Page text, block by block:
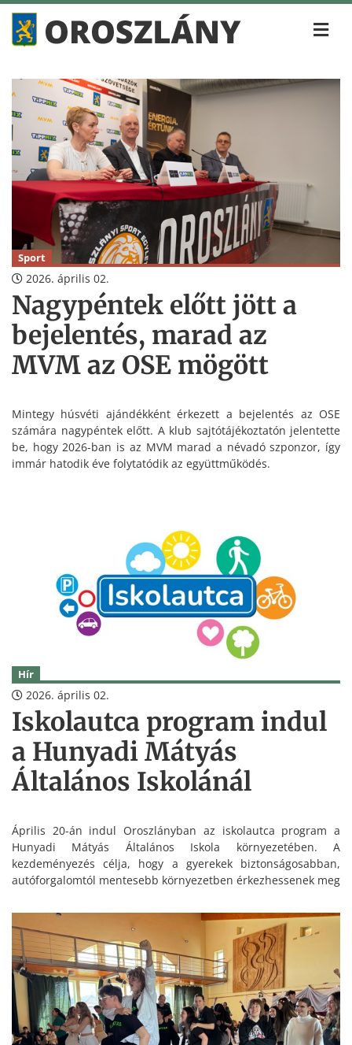
Sport
2026. április 02.
Nagypéntek előtt jött a
bejelentés, marad az
MVM az OSE mögött
Mintegy húsvéti ajándékként érkezett a bejelentés az OSE
számára nagypéntek előtt. A klub sajtótájékoztatón jelentette
be, hogy 2026-ban is az MVM marad a névadó szponzor, így
immár hatodik éve folytatódik az együttműködés.
Hír
2026. április 02.
Iskolautca program indul
a Hunyadi Mátyás
Általános Iskolánál
Április 20-án indul Oroszlányban az iskolautca program a
Hunyadi Mátyás Általános Iskola környezetében. A
kezdeményezés célja, hogy a gyerekek biztonságosabban,
autóforgalomtól mentesebb környezetben érkezhessenek meg